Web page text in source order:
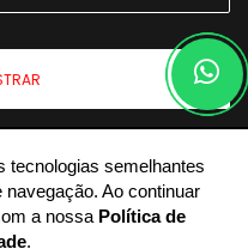
tecnologias semelhantes
Ao continuar
a nossa Política de
.